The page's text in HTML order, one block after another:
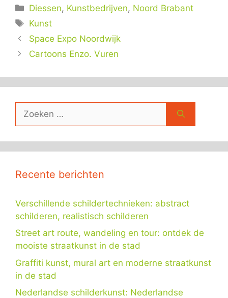
Categorieën
Diessen, Kunstbedrijven, Noord Brabant
Tags
Kunst
Space Expo Noordwijk
Cartoons Enzo. Vuren
naar:
Recente berichten
Verschillende schildertechnieken: abstract
schilderen, realistisch schilderen
Street art route, wandeling en tour: ontdek de
mooiste straatkunst in de stad
Graffiti kunst, mural art en moderne straatkunst
in de stad
Nederlandse schilderkunst: Nederlandse